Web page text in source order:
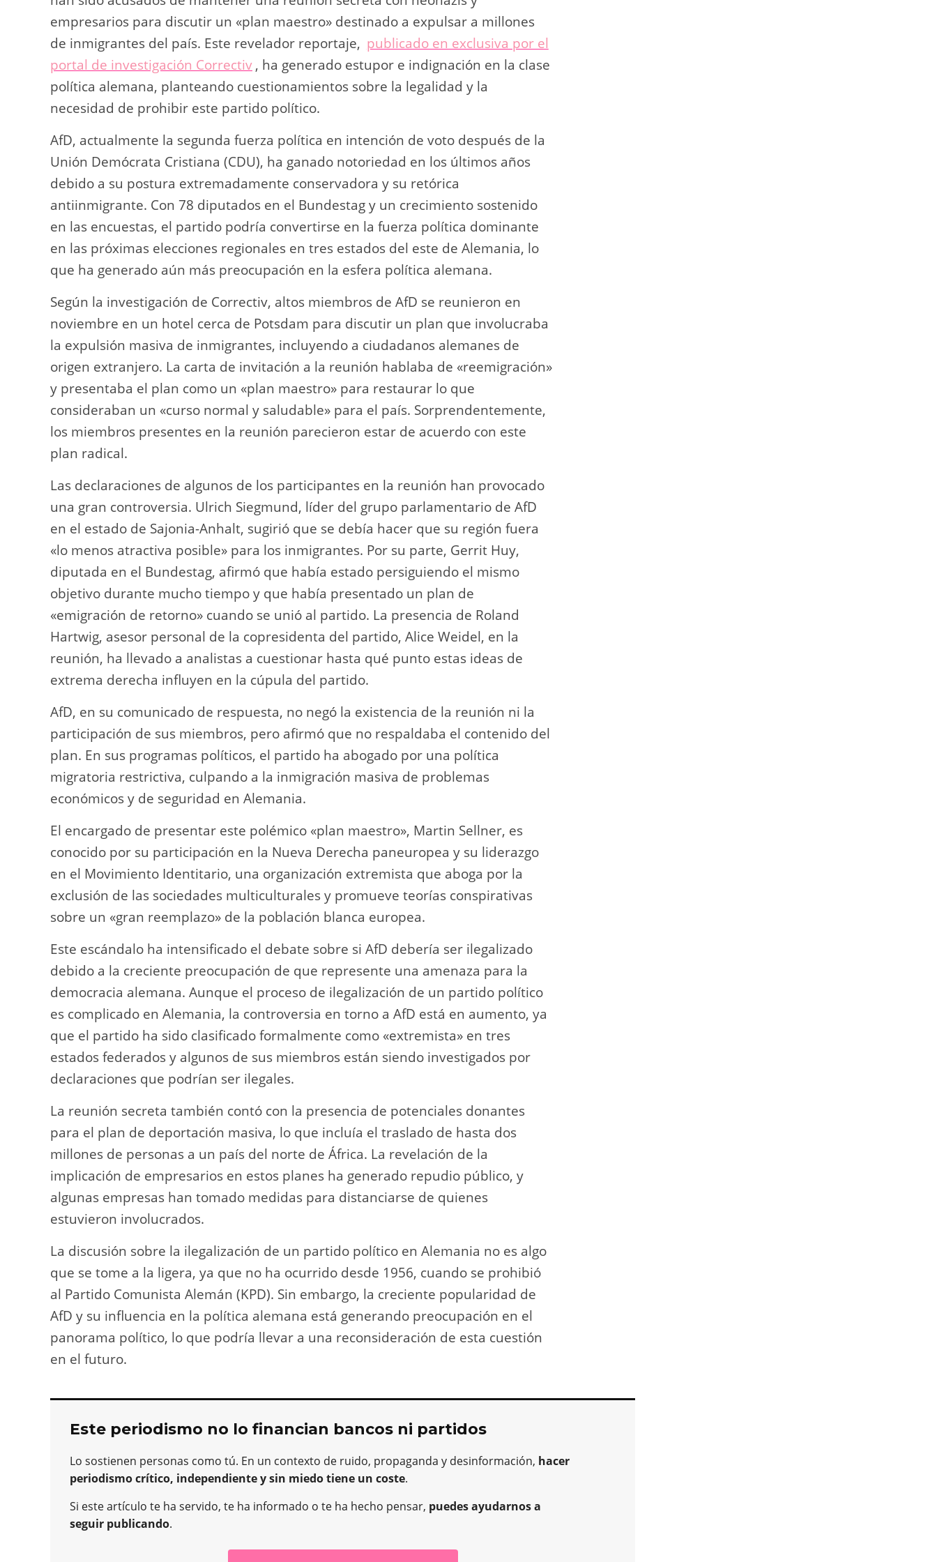
empresarios para discutir un «plan maestro» destinado a expulsar a millones
de inmigrantes del país. Este revelador reportaje, publicado en exclusiva por el
portal de investigación Correctiv, ha generado estupor e indignación en la clase
política alemana, planteando cuestionamientos sobre la legalidad y la
necesidad de prohibir este partido político.
AfD, actualmente la segunda fuerza política en intención de voto después de la
Unión Demócrata Cristiana (CDU), ha ganado notoriedad en los últimos años
debido a su postura extremadamente conservadora y su retórica
antiinmigrante. Con 78 diputados en el Bundestag y un crecimiento sostenido
en las encuestas, el partido podría convertirse en la fuerza política dominante
en las próximas elecciones regionales en tres estados del este de Alemania, lo
que ha generado aún más preocupación en la esfera política alemana.
Según la investigación de Correctiv, altos miembros de AfD se reunieron en
noviembre en un hotel cerca de Potsdam para discutir un plan que involucraba
la expulsión masiva de inmigrantes, incluyendo a ciudadanos alemanes de
origen extranjero. La carta de invitación a la reunión hablaba de «reemigración»
y presentaba el plan como un «plan maestro» para restaurar lo que
consideraban un «curso normal y saludable» para el país. Sorprendentemente,
los miembros presentes en la reunión parecieron estar de acuerdo con este
plan radical.
Las declaraciones de algunos de los participantes en la reunión han provocado
una gran controversia. Ulrich Siegmund, líder del grupo parlamentario de AfD
en el estado de Sajonia-Anhalt, sugirió que se debía hacer que su región fuera
«lo menos atractiva posible» para los inmigrantes. Por su parte, Gerrit Huy,
diputada en el Bundestag, afirmó que había estado persiguiendo el mismo
objetivo durante mucho tiempo y que había presentado un plan de
«emigración de retorno» cuando se unió al partido. La presencia de Roland
Hartwig, asesor personal de la copresidenta del partido, Alice Weidel, en la
reunión, ha llevado a analistas a cuestionar hasta qué punto estas ideas de
extrema derecha influyen en la cúpula del partido.
AfD, en su comunicado de respuesta, no negó la existencia de la reunión ni la
participación de sus miembros, pero afirmó que no respaldaba el contenido del
plan. En sus programas políticos, el partido ha abogado por una política
migratoria restrictiva, culpando a la inmigración masiva de problemas
económicos y de seguridad en Alemania.
El encargado de presentar este polémico «plan maestro», Martin Sellner, es
conocido por su participación en la Nueva Derecha paneuropea y su liderazgo
en el Movimiento Identitario, una organización extremista que aboga por la
exclusión de las sociedades multiculturales y promueve teorías conspirativas
sobre un «gran reemplazo» de la población blanca europea.
Este escándalo ha intensificado el debate sobre si AfD debería ser ilegalizado
debido a la creciente preocupación de que represente una amenaza para la
democracia alemana. Aunque el proceso de ilegalización de un partido político
es complicado en Alemania, la controversia en torno a AfD está en aumento, ya
que el partido ha sido clasificado formalmente como «extremista» en tres
estados federados y algunos de sus miembros están siendo investigados por
declaraciones que podrían ser ilegales.
La reunión secreta también contó con la presencia de potenciales donantes
para el plan de deportación masiva, lo que incluía el traslado de hasta dos
millones de personas a un país del norte de África. La revelación de la
implicación de empresarios en estos planes ha generado repudio público, y
algunas empresas han tomado medidas para distanciarse de quienes
estuvieron involucrados.
La discusión sobre la ilegalización de un partido político en Alemania no es algo
que se tome a la ligera, ya que no ha ocurrido desde 1956, cuando se prohibió
al Partido Comunista Alemán (KPD). Sin embargo, la creciente popularidad de
AfD y su influencia en la política alemana está generando preocupación en el
panorama político, lo que podría llevar a una reconsideración de esta cuestión
en el futuro.
Este periodismo no lo financian bancos ni partidos
Lo sostienen personas como tú. En un contexto de ruido, propaganda y desinformación, hacer
periodismo crítico, independiente y sin miedo tiene un coste.
Si este artículo te ha servido, te ha informado o te ha hecho pensar, puedes ayudarnos a
seguir publicando.